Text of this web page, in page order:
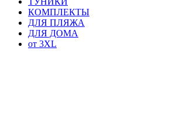
КОМПЛЕКТЫ
ДЛЯ ПЛЯЖА
ДЛЯ ДОМА
от 3XL